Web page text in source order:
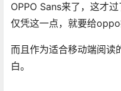
OPPO Sans来了，这才
仅凭这一点，就要给oppo
而且作为适合移动端阅读
白。